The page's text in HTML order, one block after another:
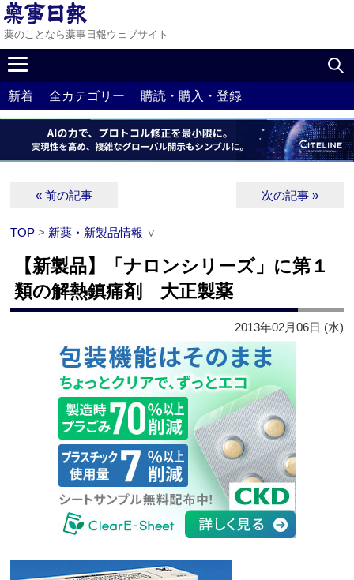
薬のことなら薬事日報ウェブサイト
新着 全カテゴリー 購読・購入・登録
« 前の記事 次の記事 »
TOP > 新薬・新製品情報 ∨
【新製品】「ナロンシリーズ」に第１
類の解熱鎮痛剤 大正製薬
2013年02月06日 (水)